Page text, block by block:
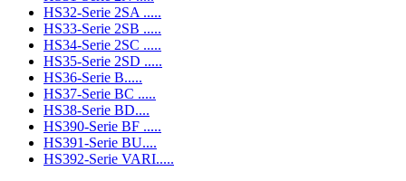
HS32-Serie 2SA .....
HS33-Serie 2SB .....
HS34-Serie 2SC .....
HS35-Serie 2SD .....
HS36-Serie B.....
HS37-Serie BC .....
HS38-Serie BD....
HS390-Serie BF .....
HS391-Serie BU....
HS392-Serie VARI.....